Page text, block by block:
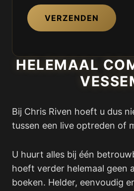
VERZENDEN
HELEMAAL
Bij Chris Riven hoeft u dus
tussen een live optreden of
U huurt alles bij één
hoeft verder helemaal geen
boeken. Helder, eenvoudig